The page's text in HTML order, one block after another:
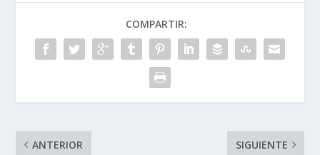
COMPARTIR:
ANTERIOR SIGUIENTE